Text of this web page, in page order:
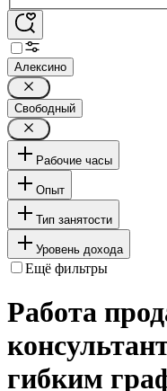
Алексино
Свободный
Рабочие часы
Опыт
Тип занятости
Уровень дохода
Ещё фильтры
Работа
гибким